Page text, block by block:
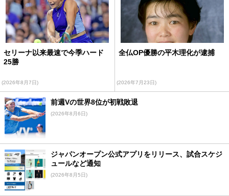
セリーナ以来最速で今季ハード
25勝
(2026年8月7日)
全仏OP優勝の平木理化が逮捕
(2026年7月23日)
前週Vの世界8位が初戦敗退
(2026年8月6日)
ジャパンオープン公式アプリをリリース、試合スケジ
ュールなど通知
(2026年8月5日)